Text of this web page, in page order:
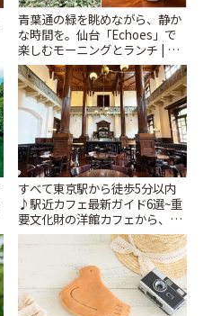
青葉通の緑を眺めながら、静か
な時間を。仙台「Echoes」で
楽しむモーニングとランチ | こ
とりっぷ
すべて東京駅から徒歩5分以内
♪駅近カフェ最新ガイド6選~重
要文化財の洋館カフェから、改
札すぐのレトロ喫茶まで~ | こと